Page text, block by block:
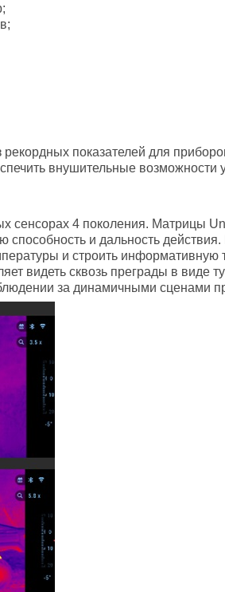
рекордных показателей для
внушительные
сенсорах 4 поколения. Матрицы
и дальность
и строить
видеть сквозь преграды в
за динамичными сценами